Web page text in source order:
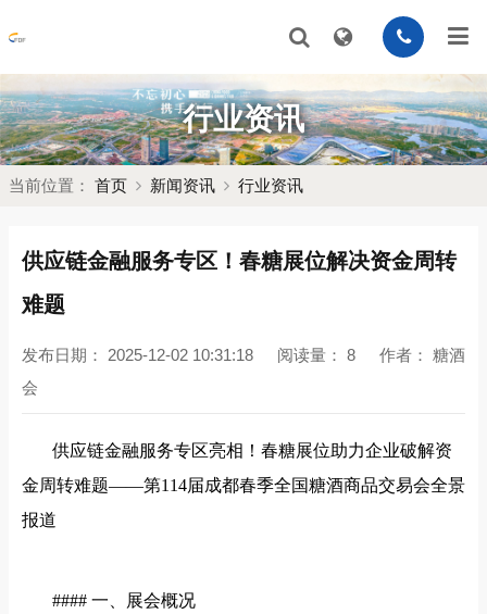
行业资讯
当前位置： 首页 新闻资讯 行业资讯
供应链金融服务专区！春糖展位解决资金周转
难题
发布日期： 2025-12-02 10:31:18 阅读量： 8 作者： 糖酒
会
供应链金融服务专区亮相！春糖展位助力企业破解资
金周转难题——第114届成都春季全国糖酒商品交易会全景
报道
#### 一、展会概况